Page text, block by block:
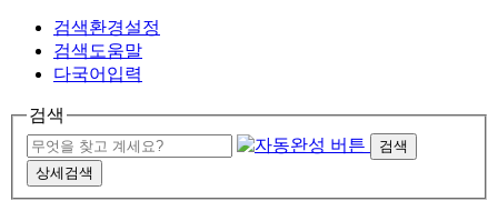
검색환경설정
검색도움말
다국어입력
검색
검색
상세검색